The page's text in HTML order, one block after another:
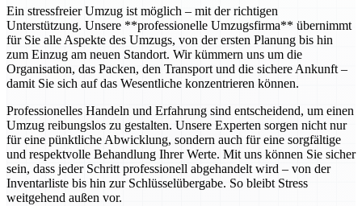
Ein stressfreier Umzug ist möglich – mit der richtigen
Unterstützung. Unsere **professionelle Umzugsfirma** übernimmt
für Sie alle Aspekte des Umzugs, von der ersten Planung bis hin
zum Einzug am neuen Standort. Wir kümmern uns um die
Organisation, das Packen, den Transport und die sichere Ankunft –
damit Sie sich auf das Wesentliche konzentrieren können.
Professionelles Handeln und Erfahrung sind entscheidend, um einen
Umzug reibungslos zu gestalten. Unsere Experten sorgen nicht nur
für eine pünktliche Abwicklung, sondern auch für eine sorgfältige
und respektvolle Behandlung Ihrer Werte. Mit uns können Sie sicher
sein, dass jeder Schritt professionell abgehandelt wird – von der
Inventarliste bis hin zur Schlüsselübergabe. So bleibt Stress
weitgehend außen vor.